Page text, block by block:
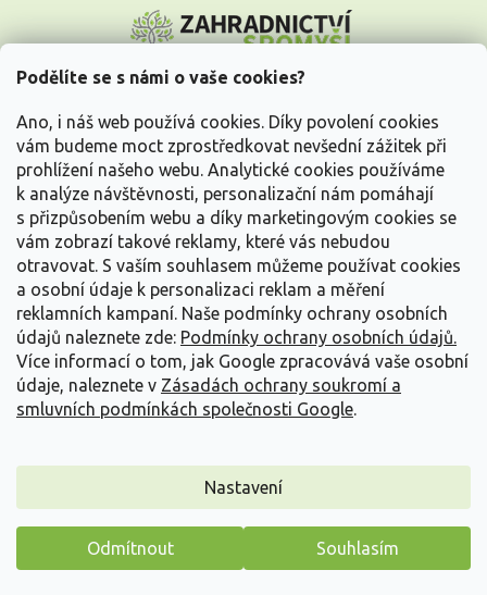
Podělíte se s námi o vaše cookies?
Ano, i náš web používá cookies. Díky povolení cookies
vám budeme moct zprostředkovat nevšední zážitek při
prohlížení našeho webu. Analytické cookies používáme
k analýze návštěvnosti, personalizační nám pomáhají
s přizpůsobením webu a díky marketingovým cookies se
vám zobrazí takové reklamy, které vás nebudou
otravovat. S vaším souhlasem můžeme používat cookies
a osobní údaje k personalizaci reklam a měření
reklamních kampaní. Naše podmínky ochrany osobních
údajů naleznete zde: Podmínky ochrany osobních údajů.
Více informací o tom, jak Google zpracovává vaše osobní
údaje, naleznete v Zásadách ochrany soukromí a
smluvních podmínkách společnosti Google.
Nastavení
Odmítnout Souhlasím
p
Vše o nákupu
Informace pro Vás
Kontakujte nás
Vytvořil Shoptet
Copyright 2026Zahradnictví Spomyšl. Všechna práva
vyhrazena.
Máme pro vás malý dárek